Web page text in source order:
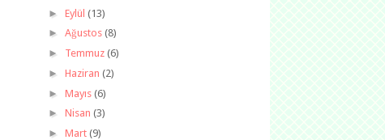
► Eylül (13)
► Ağustos (8)
► Temmuz (6)
► Haziran (2)
► Mayıs (6)
► Nisan (3)
► Mart (9)